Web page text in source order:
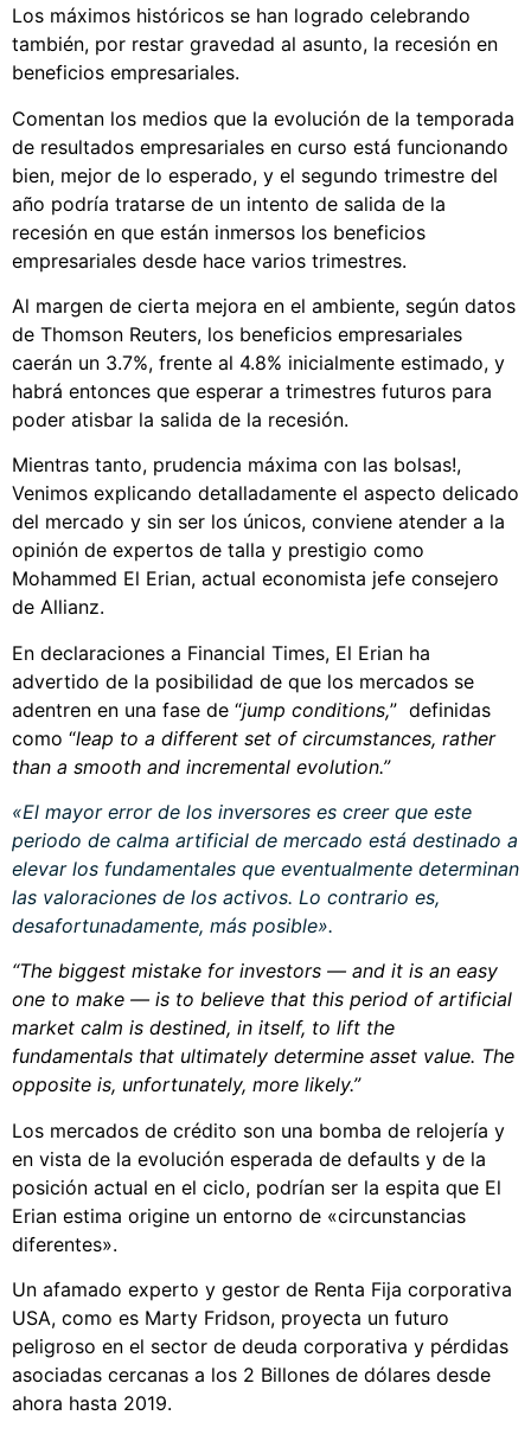
Los máximos históricos se han logrado celebrando
también, por restar gravedad al asunto, la recesión en
beneficios empresariales.
Comentan los medios que la evolución de la temporada
de resultados empresariales en curso está funcionando
bien, mejor de lo esperado, y el segundo trimestre del
año podría tratarse de un intento de salida de la
recesión en que están inmersos los beneficios
empresariales desde hace varios trimestres.
Al margen de cierta mejora en el ambiente, según datos
de Thomson Reuters, los beneficios empresariales
caerán un 3.7%, frente al 4.8% inicialmente estimado, y
habrá entonces que esperar a trimestres futuros para
poder atisbar la salida de la recesión.
Mientras tanto, prudencia máxima con las bolsas!,
Venimos explicando detalladamente el aspecto delicado
del mercado y sin ser los únicos, conviene atender a la
opinión de expertos de talla y prestigio como
Mohammed El Erian, actual economista jefe consejero
de Allianz.
En declaraciones a Financial Times, El Erian ha
advertido de la posibilidad de que los mercados se
adentren en una fase de “jump conditions,” definidas
como “leap to a different set of circumstances, rather
than a smooth and incremental evolution.”
«El mayor error de los inversores es creer que este
periodo de calma artificial de mercado está destinado a
elevar los fundamentales que eventualmente determinan
las valoraciones de los activos. Lo contrario es,
desafortunadamente, más posible».
“The biggest mistake for investors — and it is an easy
one to make — is to believe that this period of artificial
market calm is destined, in itself, to lift the
fundamentals that ultimately determine asset value. The
opposite is, unfortunately, more likely.”
Los mercados de crédito son una bomba de relojería y
en vista de la evolución esperada de defaults y de la
posición actual en el ciclo, podrían ser la espita que El
Erian estima origine un entorno de «circunstancias
diferentes».
Un afamado experto y gestor de Renta Fija corporativa
USA, como es Marty Fridson, proyecta un futuro
peligroso en el sector de deuda corporativa y pérdidas
asociadas cercanas a los 2 Billones de dólares desde
ahora hasta 2019.